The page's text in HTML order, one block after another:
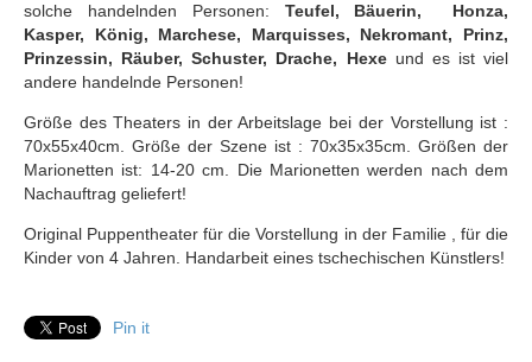
solche handelnden Personen:
Teufel, Bäuerin, Honza,
Kasper, König, Marchese, Marquisses, Nekromant, Prinz,
Prinzessin, Räuber, Schuster, Drache, Hexe und es ist viel
andere handelnde Personen!
Größe des Theaters in der Arbeitslage bei der Vorstellung ist :
70x55x40cm. Größe der Szene ist : 70x35x35cm. Größen der
Marionetten ist: 14-20 cm. Die Marionetten werden nach dem
Nachauftrag geliefert!
Original Puppentheater für die Vorstellung in der Familie , für die
Kinder von 4 Jahren. Handarbeit eines tschechischen Künstlers!
Pin it